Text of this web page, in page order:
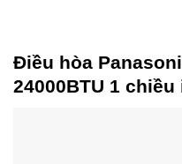
Điều hòa
24000BTU 1